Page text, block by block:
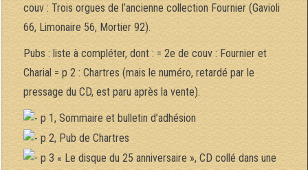
couv : Trois orgues de l’ancienne collection Fournier (Gavioli
66, Limonaire 56, Mortier 92).
Pubs : liste à compléter, dont : = 2e de couv : Fournier et
Charial = p 2 : Chartres (mais le numéro, retardé par le
pressage du CD, est paru après la vente).
p 1, Sommaire et bulletin d’adhésion
p 2, Pub de Chartres
p 3 « Le disque du 25 anniversaire », CD collé dans une